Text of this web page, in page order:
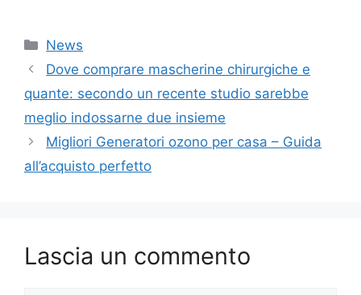
Categorie
News
Dove comprare mascherine chirurgiche e
quante: secondo un recente studio sarebbe
meglio indossarne due insieme
Migliori Generatori ozono per casa – Guida
all’acquisto perfetto
Lascia un commento